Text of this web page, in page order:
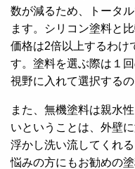
数が減るため、トータ
ます。シリコン塗料と
価格は2倍以上するわけ
す。塗料を選ぶ際は１
視野に入れて選択する
また、無機塗料は親水
いということは、外壁
浮かし洗い流してくれ
悩みの方にもお勧めの